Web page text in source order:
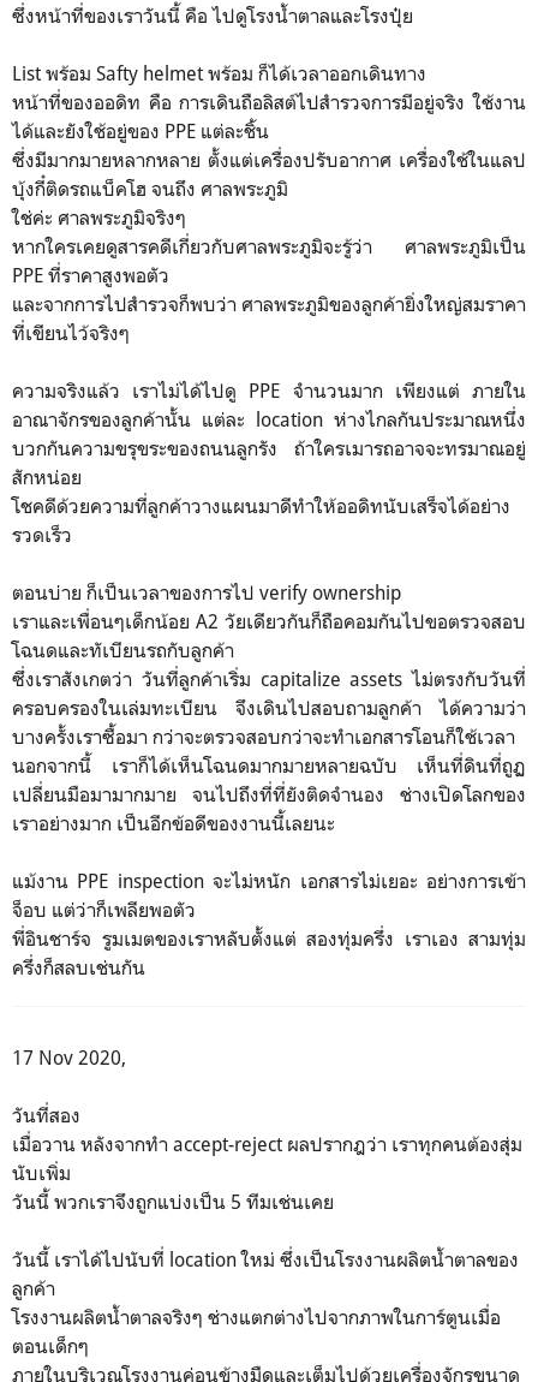
ซึ่งหน้าที่ของเราวันนี้ คือ ไปดูโรงน้ำตาลและโรงปุ๋ย
List พร้อม Safty helmet พร้อม ก็ได้เวลาออกเดินทาง
หน้าที่ของออดิท คือ การเดินถือลิสต์ไปสำรวจการมีอยู่จริง ใช้งาน
ได้และยังใช้อยู่ของ PPE แต่ละชิ้น
ซึ่งมีมากมายหลากหลาย ตั้งแต่เครื่องปรับอากาศ เครื่องใช้ในแลป
บุ้งกี๋ติดรถแบ็คโฮ จนถึง ศาลพระภูมิ
ใช่ค่ะ ศาลพระภูมิจริงๆ
หากใครเคยดูสารคดีเกี่ยวกับศาลพระภูมิจะรู้ว่า ศาลพระภูมิเป็น
PPE ที่ราคาสูงพอตัว
และจากการไปสำรวจก็พบว่า ศาลพระภูมิของลูกค้ายิ่งใหญ่สมราคา
ที่เขียนไว้จริงๆ
ความจริงแล้ว เราไม่ได้ไปดู PPE จำนวนมาก เพียงแต่ ภายใน
อาณาจักรของลูกค้านั้น แต่ละ location ห่างไกลกันประมาณหนึ่ง
บวกกันความขรุขระของถนนลูกรัง ถ้าใครเมารถอาจจะทรมาณอยู่
สักหน่อย
โชคดีด้วยความที่ลูกค้าวางแผนมาดีทำให้ออดิทนับเสร็จได้อย่าง
รวดเร็ว
ตอนบ่าย ก็เป็นเวลาของการไป verify ownership
เราและเพื่อนๆเด็กน้อย A2 วัยเดียวกันก็ถือคอมกันไปขอตรวจสอบ
โฉนดและทัเบียนรถกับลูกค้า
ซึ่งเราสังเกตว่า วันที่ลูกค้าเริ่ม capitalize assets ไม่ตรงกับวันที่
ครอบครองในเล่มทะเบียน จึงเดินไปสอบถามลูกค้า ได้ความว่า
บางครั้งเราซื้อมา กว่าจะตรวจสอบกว่าจะทำเอกสารโอนก็ใช้เวลา
นอกจากนี้ เราก็ได้เห็นโฉนดมากมายหลายฉบับ เห็นที่ดินที่ถูฏ
เปลี่ยนมือมามากมาย จนไปถึงที่ที่ยังติดจำนอง ช่างเปิดโลกของ
เราอย่างมาก เป็นอีกข้อดีของงานนี้เลยนะ
แม้งาน PPE inspection จะไม่หนัก เอกสารไม่เยอะ อย่างการเข้า
จ็อบ แต่ว่าก็เพลียพอตัว
พี่อินชาร์จ รูมเมตของเราหลับตั้งแต่ สองทุ่มครึ่ง เราเอง สามทุ่ม
ครึ่งก็สลบเช่นกัน
17 Nov 2020,
วันที่สอง
เมื่อวาน หลังจากทำ accept-reject ผลปรากฎว่า เราทุกคนต้องสุ่ม
นับเพิ่ม
วันนี้ พวกเราจึงถูกแบ่งเป็น 5 ทีมเช่นเคย
วันนี้ เราได้ไปนับที่ location ใหม่ ซึ่งเป็นโรงงานผลิตน้ำตาลของ
ลูกค้า
โรงงานผลิตน้ำตาลจริงๆ ช่างแตกต่างไปจากภาพในการ์ตูนเมื่อ
ตอนเด็กๆ
ภายในบริเวณโรงงานค่อนข้างมืดและเต็มไปด้วยเครื่องจักรขนาด